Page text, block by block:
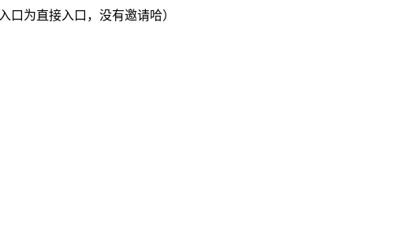
口为直接入口，没有邀请哈）